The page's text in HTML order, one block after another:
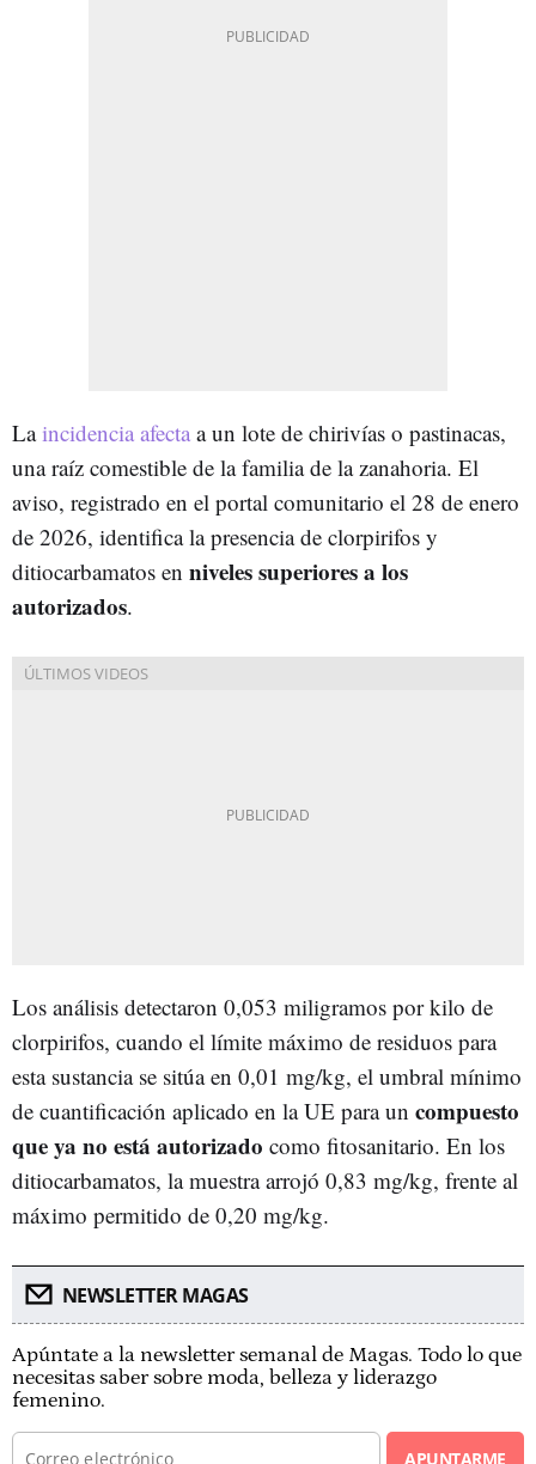
Laincidencia afecta a un lote de chirivías o pastinacas,
una raíz comestible de la familia de la zanahoria. El
aviso, registrado en el portal comunitario el 28 de enero
de 2026, identifica la presencia de clorpirifos y
ditiocarbamatos en niveles superiores a los
autorizados.
Los análisis detectaron 0,053 miligramos por kilo de
clorpirifos, cuando el límite máximo de residuos para
esta sustancia se sitúa en 0,01 mg/kg, el umbral mínimo
de cuantificación aplicado en la UE para un compuesto
que ya no está autorizado como fitosanitario. En los
ditiocarbamatos, la muestra arrojó 0,83 mg/kg, frente al
máximo permitido de 0,20 mg/kg.
NEWSLETTER MAGAS
Apúntate a la newsletter semanal de Magas. Todo lo que
necesitas saber sobre moda, belleza y liderazgo
femenino.
APUNTARME